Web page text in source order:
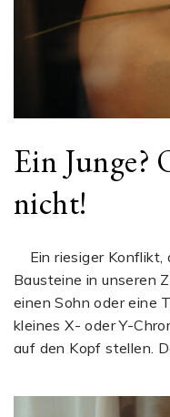
Ein Junge?
nicht!
Ein riesiger Konflikt,
Bausteine in unseren
einen Sohn oder eine
kleines X- oder Y-
auf den Kopf stellen.